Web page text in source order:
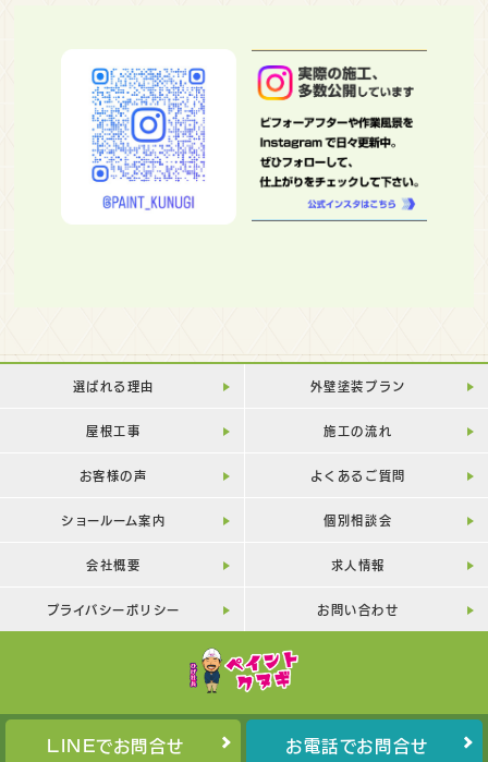
選ばれる理由 外壁塗装プラン
屋根工事 施工の流れ
お客様の声 よくあるご質問
ショールーム案内 個別相談会
会社概要 求人情報
プライバシーポリシー お問い合わせ
LINEでお問合せ お電話でお問合せ
Copyright©PAINT-KUNUGI All Rights Reserved.